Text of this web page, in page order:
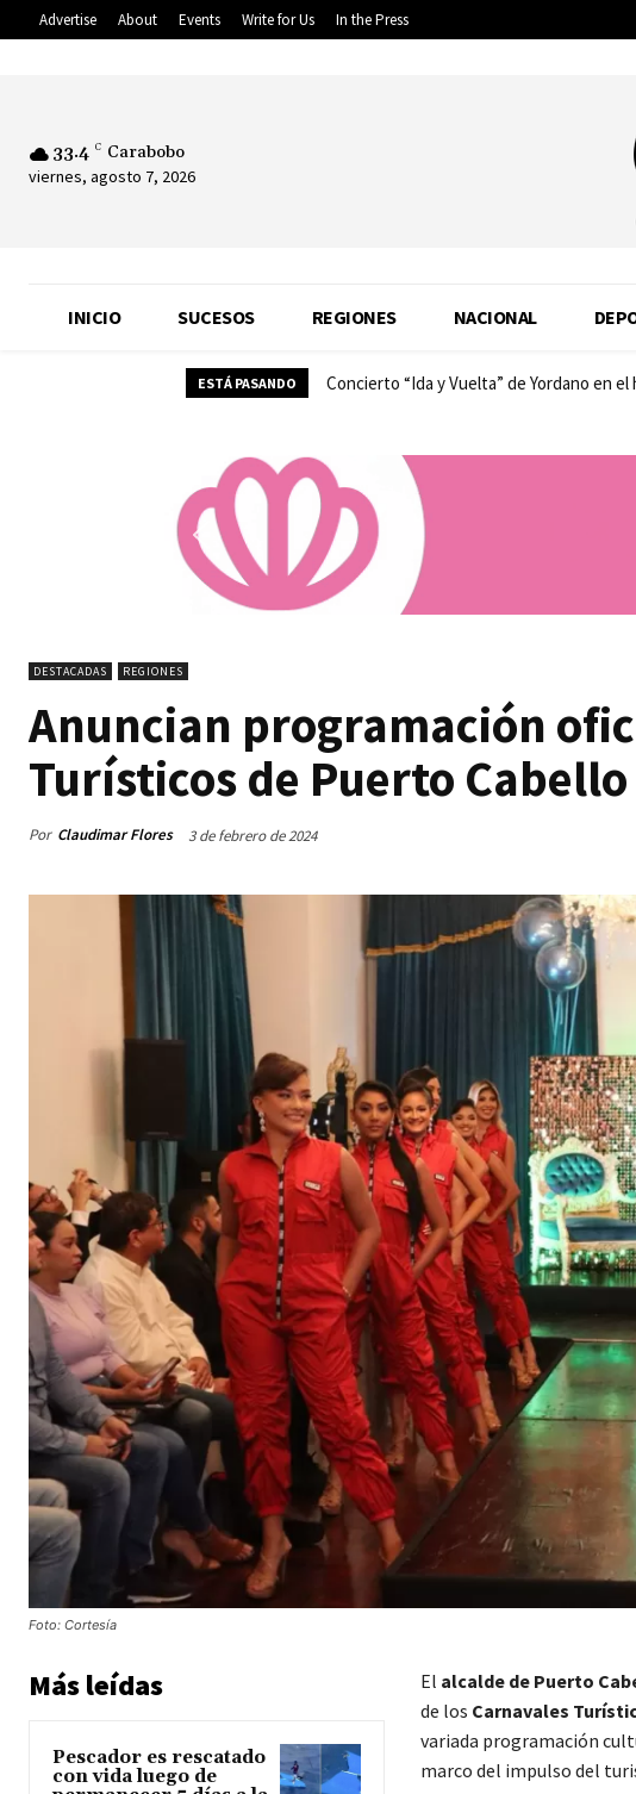
Advertise About Events Write for Us In the Press
33.4 C Carabobo
viernes, agosto 7, 2026
INICIO SUCESOS REGIONES NACIONAL
ESTÁ PASANDO Concierto “Ida y Vuelta” de Yordano en
Almacenamiento y velocidad: Samsung
DESTACADAS REGIONES
Anuncian programación
Turísticos de Puerto
Por Claudimar Flores 3 de febrero de 2024
Foto: Cortesía
Más leídas
Pescador es rescatado
con vida luego de
El alcalde de Puerto
de los Carnavales
variada programación
marco del impulso del